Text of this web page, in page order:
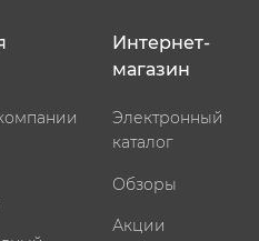
Интернет-
магазин
Электронный
каталог
Обзоры
Акции